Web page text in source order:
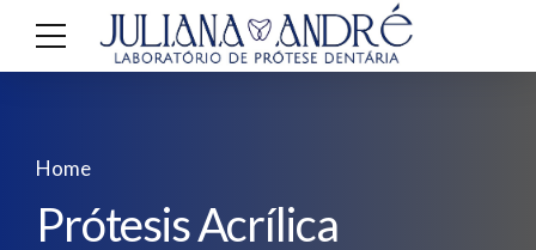
Home
Prótesis Acrílica